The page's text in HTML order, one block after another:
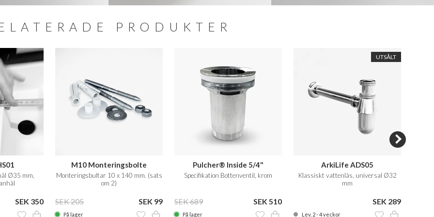
PRODUKTER
Ø35 mm,
SEK 350
M10 Monteringsbolte
Monteringsbultar 10 x 140 mm. (sats
om 2)
SEK 205 SEK 99
På lager
Pulcher® Inside 5/4"
Specifikation Bottenventil, krom
SEK 689 SEK 510
På lager
UTSÅLT
ArkiLife ADS05
Klassiskt vattenlås, universal Ø32
mm
SEK 289
Lev. 2 - 4 veckor